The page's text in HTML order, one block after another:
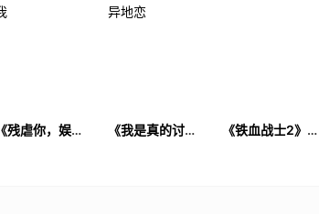
《残虐你，娱乐
《我是真的讨厌
《铁血战士2》电